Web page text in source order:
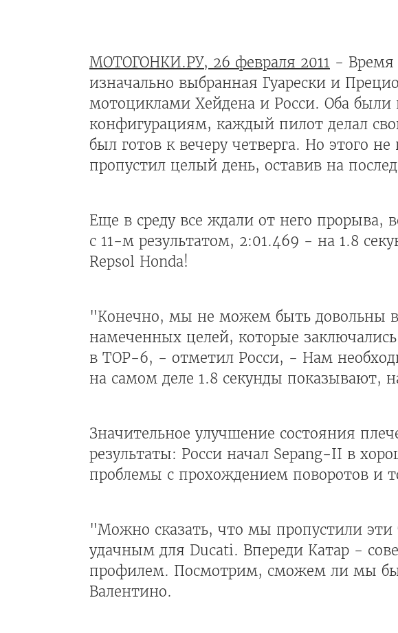
МОТОГОНКИ.РУ, 26 февраля 2011 - Время
изначально выбранная Гуарески и
мотоциклами Хейдена и Росси. Оба
конфигурациям, каждый пилот делал
был готов к вечеру четверга. Но этого
пропустил целый день, оставив на
Еще в среду все ждали от него
с 11-м результатом, 2:01.469 - на 1.8
Repsol Honda!
"Конечно, мы не можем быть довольны
намеченных целей, которые
в TOP-6, - отметил Росси, - Нам
на самом деле 1.8 секунды показывают,
Значительное улучшение состояния
результаты: Росси начал Sepang-II в
проблемы с прохождением поворотов и
"Можно сказать, что мы пропустили эти
удачным для Ducati. Впереди Катар -
профилем. Посмотрим, сможем ли мы
Валентино.